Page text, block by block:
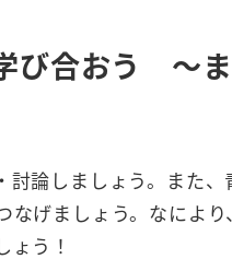
び合おう ～
論しましょう。また
なげましょう。なによ
う！